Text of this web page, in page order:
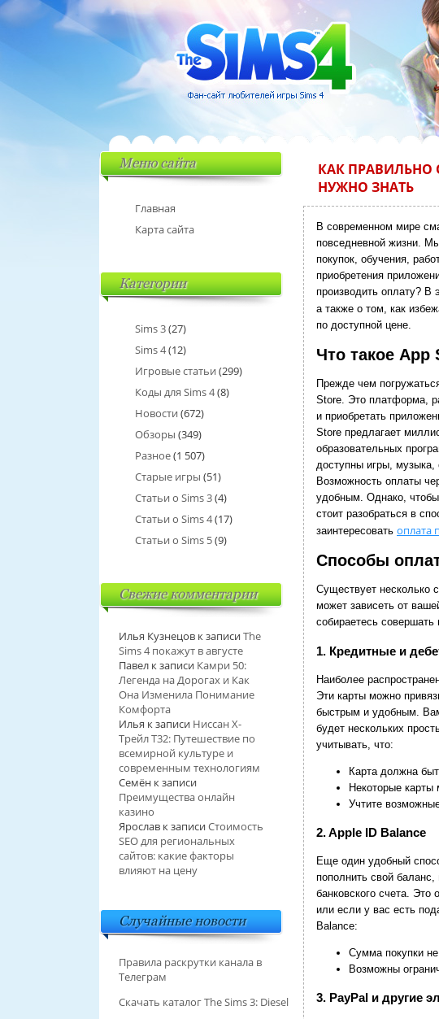
КАК ПРАВИЛЬНО
НУЖНО ЗНАТЬ
В современном мире
повседневной жизни.
покупок, обучения,
приобретения
производить оплату? В
а также о том, как
по доступной цене.
Что такое App
Прежде чем
Store. Это платформа,
и приобретать
Store предлагает
образовательных
доступны игры,
Возможность оплаты
удобным. Однако,
стоит разобраться в
заинтересовать оплата
Способы
Существует несколько
может зависеть от
собираетесь
1. Кредитные и
Наиболее
Эти карты можно
быстрым и удобным.
будет нескольких
учитывать, что:
Карта должна
Некоторые карты
Учтите
2. Apple ID Balance
Еще один удобный
пополнить свой
банковского счета. Это
или если у вас есть
Balance:
Сумма покупки
Возможны
3. PayPal и другие
Меню сайта
Главная
Карта сайта
Категории
Sims 3(27)
Sims 4(12)
Игровые статьи (299)
Коды для Sims 4(8)
Новости (672)
Обзоры (349)
Разное(1 507)
Старые игры (51)
Статьи о Sims 3(4)
Статьи о Sims 4(17)
Статьи о Sims 5(9)
Свежие комментарии
Илья Кузнецов к записиThe
Sims 4 покажут в августе
Павел к записи Камри 50:
Легенда на Дорогах и Как
Она Изменила Понимание
Комфорта
Илья к записи Ниссан Х-
Трейл T32: Путешествие по
всемирной культуре и
современным технологиям
Семён к записи
Преимущества онлайн
казино
Ярослав к записиСтоимость
SEO для региональных
сайтов: какие факторы
влияют на цену
Случайные новости
Правила раскрутки канала в
Телеграм
Скачать каталог The Sims 3: Diesel